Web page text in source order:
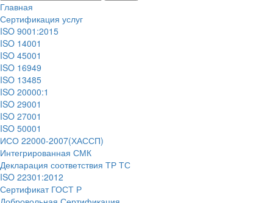
Главная
Сертификация услуг
ISO 9001:2015
ISO 14001
ISO 45001
ISO 16949
ISO 13485
ISO 20000:1
ISO 29001
ISO 27001
ISO 50001
ИСО 22000-2007(ХАССП)
Интегрированная СМК
Декларация соответствия ТР ТС
ISO 22301:2012
Сертификат ГОСТ Р